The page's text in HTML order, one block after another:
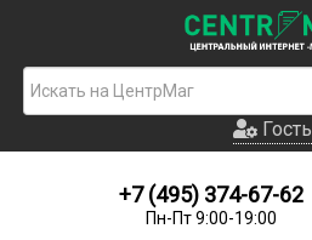
Гость
Новинки
Гость
+7 (495) 374-67-62
Пн-Пт 9:00-19:00